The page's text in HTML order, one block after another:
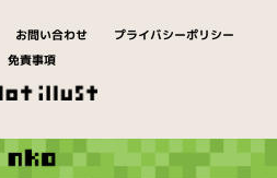
お問い合わせ
プライバシーポリシー
免責事項